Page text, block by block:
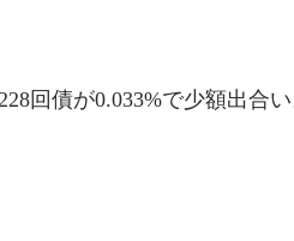
回債が0.033%で少額出合い